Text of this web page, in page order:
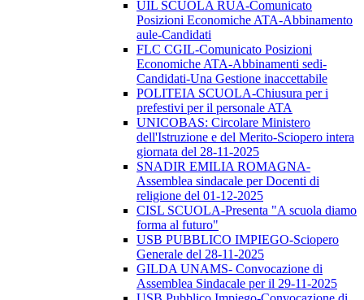
UIL SCUOLA RUA-Comunicato
Posizioni Economiche ATA-Abbinamento
aule-Candidati
FLC CGIL-Comunicato Posizioni
Economiche ATA-Abbinamenti sedi-
Candidati-Una Gestione inaccettabile
POLITEIA SCUOLA-Chiusura per i
prefestivi per il personale ATA
UNICOBAS: Circolare Ministero
dell'Istruzione e del Merito-Sciopero intera
giornata del 28-11-2025
SNADIR EMILIA ROMAGNA-
Assemblea sindacale per Docenti di
religione del 01-12-2025
CISL SCUOLA-Presenta "A scuola diamo
forma al futuro"
USB PUBBLICO IMPIEGO-Sciopero
Generale del 28-11-2025
GILDA UNAMS- Convocazione di
Assemblea Sindacale per il 29-11-2025